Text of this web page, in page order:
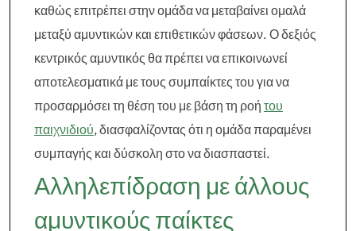
καθώς επιτρέπει στην ομάδα να μεταβαίνει ομαλά
μεταξύ αμυντικών και επιθετικών φάσεων. Ο δεξιός
κεντρικός αμυντικός θα πρέπει να επικοινωνεί
αποτελεσματικά με τους συμπαίκτες του για να
προσαρμόσει τη θέση του με βάση τη ροή του
παιχνιδιού, διασφαλίζοντας ότι η ομάδα παραμένει
συμπαγής και δύσκολη στο να διασπαστεί.
Αλληλεπίδραση με άλλους
αμυντικούς παίκτες